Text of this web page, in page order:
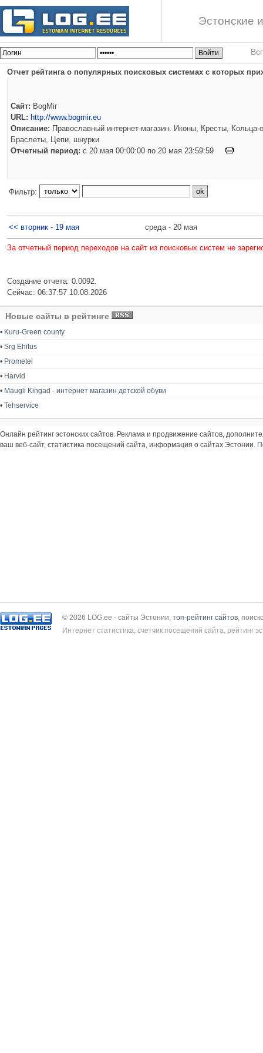
Эстонские
Отчет рейтинга о популярных поисковых системах с которых
Сайт: BogMir
URL: http://www.bogmir.eu
Описание: Православный интернет-магазин. Иконы, Кресты, Кольца-
Браслеты, Цепи, шнурки
Отчетный период: c 20 мая 00:00:00 по 20 мая 23:59:59
Фильтр:
<< вторник - 19 мая среда - 20 мая
За отчетный период переходов на сайт из поисковых систем не
Создание отчета: 0.0092.
Сейчас: 06:37:57 10.08.2026
Новые сайты в рейтинге
• Kuru-Green county
• Srg Ehitus
• Prometei
• Harvid
• Maugli Kingad - интернет магазин детской обуви
• Tehservice
Онлайн рейтинг эстонских сайтов. Реклама и продвижение сайтов,
ваш веб-сайт, статистика посещений сайта, информация о сайтах Эстонии.
© 2026 LOG.ee - сайты Эстонии, топ-рейтинг сайтов ,
Интернет статистика, счетчик посещений сайта, рейтинг